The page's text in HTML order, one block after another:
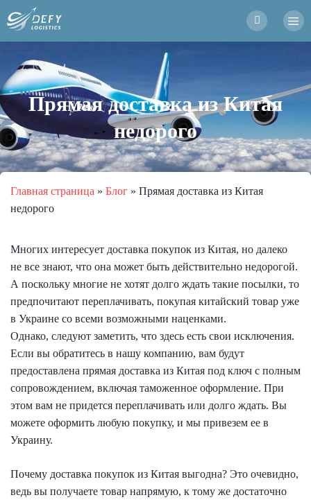
Прямая доставка из Китая
недорого
Главная страница » Блог » Прямая доставка из Китая
недорого
Многих интересует доставка покупок из Китая, но далеко
не все знают, что она может быть действительно недорогой.
А поскольку многие не хотят долго ждать такие посылки, то
предпочитают переплачивать, покупая китайский товар уже
в Украине со всеми возможными наценками.
Однако, следуют заметить, что здесь есть свои исключения.
Если вы обратитесь в нашу компанию, вам будут
предоставлена прямая доставка из Китая под ключ с полным
сопровождением, включая таможенное оформление. При
этом вам не придется переплачивать или долго ждать. Вы
можете оформить любую покупку, и мы привезем ее в
Украину.
Почему доставка покупок из Китая выгодна? Это очевидно,
ведь вы получаете товар напрямую, к тому же достаточно